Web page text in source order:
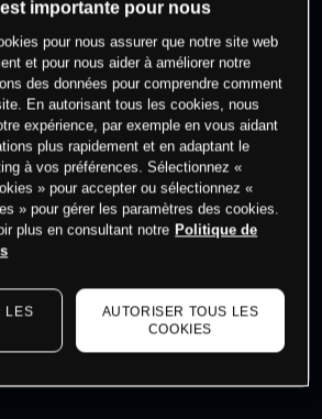
ont une position à
à trader
du marché.Log into see latest
market data
importante pour nous
pour nous assurer que notre site web
et pour nous aider à améliorer notre
des données pour comprendre comment
En autorisant tous les cookies, nous
expérience, par exemple en vous aidant
plus rapidement et en adaptant le
à vos préférences. Sélectionnez «
» pour accepter ou sélectionnez «
» pour gérer les paramètres des cookies.
plus en consultant notre Politique de
LES
AUTORISER TOUS LES
COOKIES